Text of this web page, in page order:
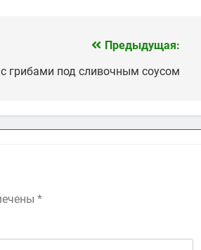
Предыдущая:
грибами под сливочным соусом
*